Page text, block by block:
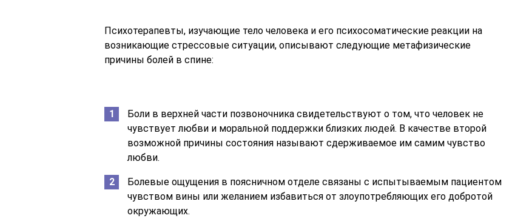
Психотерапевты, изучающие тело человека и его психосоматические реакции на
возникающие стрессовые ситуации, описывают следующие метафизические
причины болей в спине:
Боли в верхней части позвоночника свидетельствуют о том, что человек не
чувствует любви и моральной поддержки близких людей. В качестве второй
возможной причины состояния называют сдерживаемое им самим чувство
любви.
Болевые ощущения в поясничном отделе связаны с испытываемым пациентом
чувством вины или желанием избавиться от злоупотребляющих его добротой
окружающих.